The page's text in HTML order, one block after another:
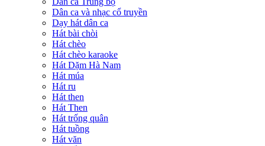
Dân ca và nhạc cổ truyền
Dạy hát dân ca
Hát bài chòi
Hát chèo
Hát chèo karaoke
Hát Dặm Hà Nam
Hát múa
Hát ru
Hát then
Hát Then
Hát trống quân
Hát tuồng
Hát văn